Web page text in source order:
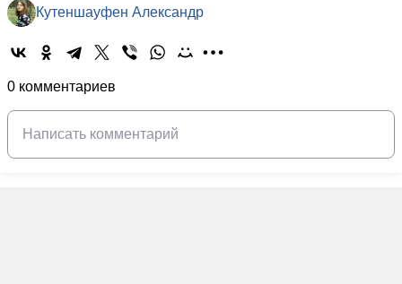
Кутеншауфен Александр
0 комментариев